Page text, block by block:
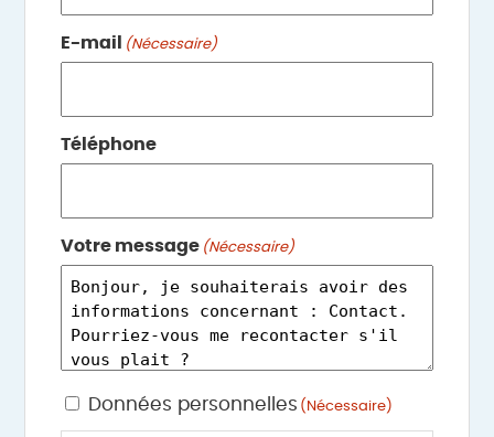
E-mail (Nécessaire)
Téléphone
Votre message (Nécessaire)
RGPD(Nécessaire)
Données personnelles (Nécessaire)